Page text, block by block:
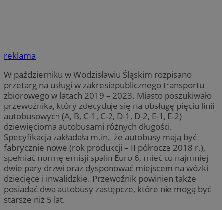
reklama
W październiku w Wodzisławiu Śląskim rozpisano
przetarg na usługi w zakresiepublicznego transportu
zbiorowego w latach 2019 – 2023. Miasto poszukiwało
przewoźnika, który zdecyduje się na obsługę pięciu linii
autobusowych (A, B, C-1, C-2, D-1, D-2, E-1, E-2)
dziewięcioma autobusami różnych długości.
Specyfikacja zakładała m.in., że autobusy mają być
fabrycznie nowe (rok produkcji – II półrocze 2018 r.),
spełniać normę emisji spalin Euro 6, mieć co najmniej
dwie pary drzwi oraz dysponować miejscem na wózki
dziecięce i inwalidzkie. Przewoźnik powinien także
posiadać dwa autobusy zastępcze, które nie mogą być
starsze niż 5 lat.